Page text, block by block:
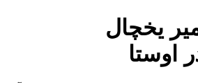
یخچال
اوستا